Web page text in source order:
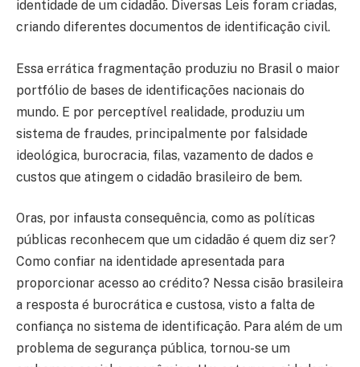
identidade de um cidadão. Diversas Leis foram criadas,
criando diferentes documentos de identificação civil.
Essa errática fragmentação produziu no Brasil o maior
portfólio de bases de identificações nacionais do
mundo. E por perceptível realidade, produziu um
sistema de fraudes, principalmente por falsidade
ideológica, burocracia, filas, vazamento de dados e
custos que atingem o cidadão brasileiro de bem.
Oras, por infausta consequência, como as políticas
públicas reconhecem que um cidadão é quem diz ser?
Como confiar na identidade apresentada para
proporcionar acesso ao crédito? Nessa cisão brasileira
a resposta é burocrática e custosa, visto a falta de
confiança no sistema de identificação. Para além de um
problema de segurança pública, tornou-se um